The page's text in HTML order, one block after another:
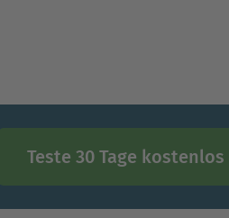
Teste 30 Tage kostenlos